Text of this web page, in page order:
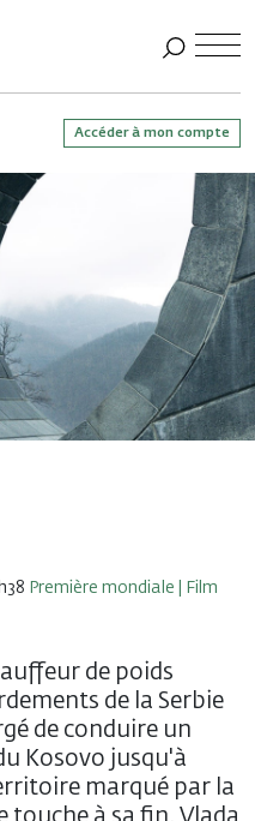
Accéder à mon compte
Première mondiale | Film
de poids
de la Serbie
de conduire un
Kosovo jusqu'à
marqué par la